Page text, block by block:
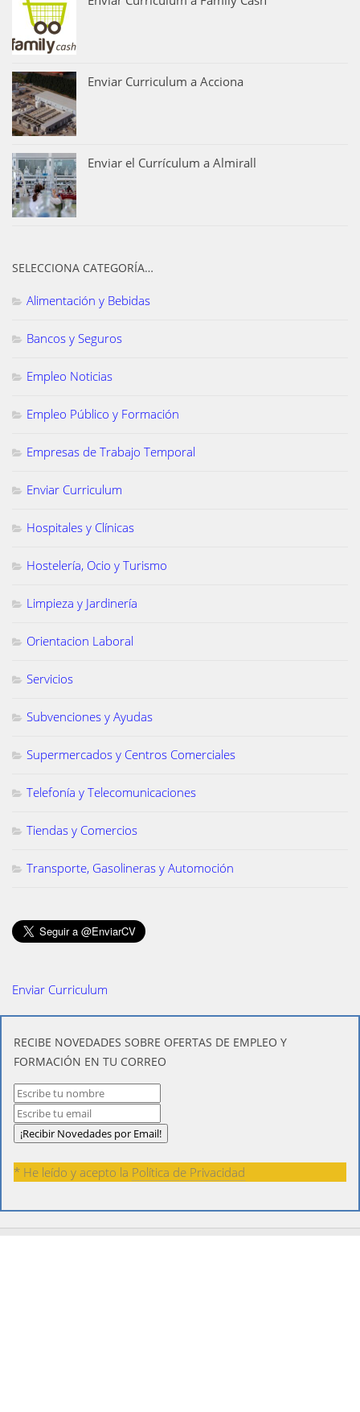
Enviar Curriculum a Acciona
Enviar el Currículum a Almirall
SELECCIONA CATEGORÍA…
Alimentación y Bebidas
Bancos y Seguros
Empleo Noticias
Empleo Público y Formación
Empresas de Trabajo Temporal
Enviar Curriculum
Hospitales y Clínicas
Hostelería, Ocio y Turismo
Limpieza y Jardinería
Orientacion Laboral
Servicios
Subvenciones y Ayudas
Supermercados y Centros Comerciales
Telefonía y Telecomunicaciones
Tiendas y Comercios
Transporte, Gasolineras y Automoción
Enviar Curriculum
​RECIBE NOVEDADES SOBRE OFERTAS DE EMPLEO Y
FORMACIÓN EN TU CORREO
* He leído y acepto la Política de Privacidad